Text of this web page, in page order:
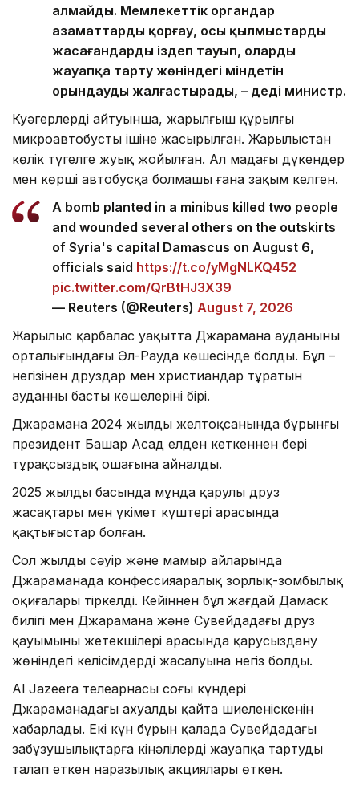
алмайды. Мемлекеттік органдар
азаматтарды қорғау, осы қылмыстарды
жасағандарды іздеп тауып, оларды
жауапқа тарту жөніндегі міндетін
орындауды жалғастырады, – деді министр.
Куәгерлердің айтуынша, жарылғыш құрылғы
микроавтобустың ішіне жасырылған. Жарылыстан
көлік түгелге жуық жойылған. Ал маңдағы дүкендер
мен көрші автобусқа болмашы ғана зақым келген.
A bomb planted in a minibus killed two people
and wounded several others on the outskirts
of Syria's capital Damascus on August 6,
officials said https://t.co/yMgNLKQ452
pic.twitter.com/QrBtHJ3X39
— Reuters (@Reuters) August 7, 2026
Жарылыс қарбалас уақытта Джарамана ауданының
орталығындағы Әл-Рауда көшесінде болды. Бұл –
негізінен друздар мен христиандар тұратын
ауданның басты көшелерінің бірі.
Джарамана 2024 жылдың желтоқсанында бұрынғы
президент Башар Асад елден кеткеннен бері
тұрақсыздық ошағына айналды.
2025 жылдың басында мұнда қарулы друз
жасақтары мен үкімет күштері арасында
қақтығыстар болған.
Сол жылдың сәуір және мамыр айларында
Джараманада конфессияаралық зорлық-зомбылық
оқиғалары тіркелді. Кейіннен бұл жағдай Дамаск
билігі мен Джарамана және Сувейдадағы друз
қауымының жетекшілері арасында қарусыздану
жөніндегі келісімдердің жасалуына негіз болды.
Al Jazeera телеарнасы соңғы күндері
Джараманадағы ахуалдың қайта шиеленіскенін
хабарлады. Екі күн бұрын қалада Сувейдадағы
заңбұзушылықтарға кінәлілерді жауапқа тартуды
талап еткен наразылық акциялары өткен.